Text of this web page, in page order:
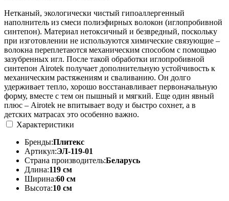
Нетканый, экологически чистый гипоаллергенный
наполнитель из смеси полиэфирных волокон (иглопробивной
синтепон). Материал нетоксичный и безвредный, поскольку
при изготовлении не используются химические связующие –
волокна переплетаются механическим способом с помощью
зазубренных игл. После такой обработки иглопробивной
синтепон Airotek получает дополнительную устойчивость к
механическим растяжениям и сваливанию. Он долго
удерживает тепло, хорошо восстанавливает первоначальную
форму, вместе с тем он пышный и мягкий. Еще один явный
плюс – Airotek не впитывает воду и быстро сохнет, а в
детских матрасах это особенно важно.
Характеристики
Бренды:Плитекс
Артикул:ЭЛ-119-01
Страна производитель:Беларусь
Длина:119 см
Ширина:60 см
Высота:10 см